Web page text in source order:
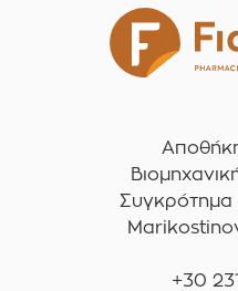
Συγκρότημα
+30